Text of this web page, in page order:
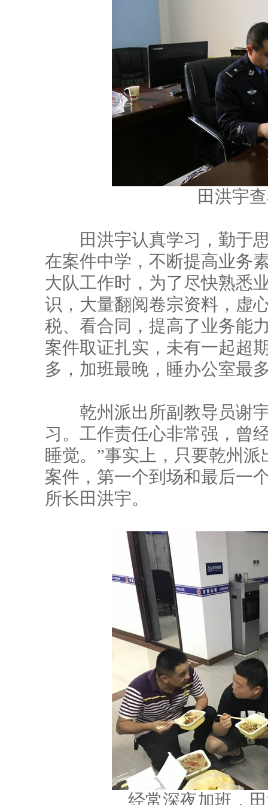
田洪宇查
田洪宇认真学习，勤于思
在案件中学，不断提高业务
大队工作时，为了尽快熟悉
识，大量翻阅卷宗资料，虚
税、看合同，提高了业务能
案件取证扎实，未有一起超
多，加班最晚，睡办公室最
乾州派出所副教导员谢宇
习。工作责任心非常强，曾
睡觉。”事实上，只要乾州
案件，第一个到场和最后一
所长田洪宇。
经常深夜加班，田